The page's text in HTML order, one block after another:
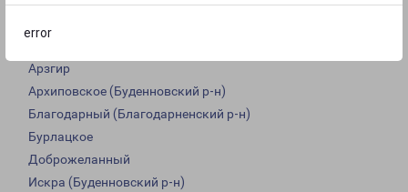
error
Арзгир
Архиповское (Буденновский р-н)
Благодарный (Благодарненский р-н)
Бурлацкое
Доброжеланный
Искра (Буденновский р-н)